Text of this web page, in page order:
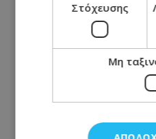
Στόχευσης
Μη